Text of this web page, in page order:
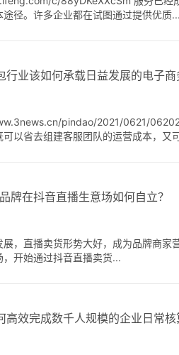
径。许多企业都在试图通过提供优质
行业该如何承载日益发展的电子
pindao/2021/0621/
以省去组建客服团队的运营成本，又
牌在抖音直播生意场如何自立？
，直播卖货形势大好，成为品牌商
开始通过抖音直播卖货...
高效完成数千人规模的企业日常